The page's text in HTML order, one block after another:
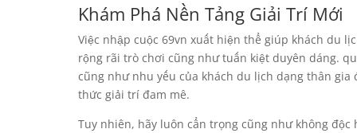
Khám Phá Nền Tảng Giải Trí Mới
Việc nhập cuộc 69vn xuất hiện thể giúp khách du
rộng rãi trò chơi cũng như tuấn kiệt duyên dáng.
cũng như nhu yếu của khách du lịch dạng thân
thức giải trí đam mê.
Tuy nhiên, hãy luôn cẩn trọng cũng như không